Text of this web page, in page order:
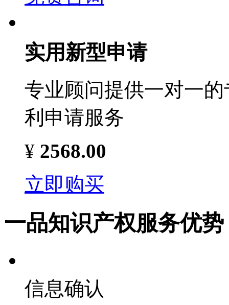
实用新型申请
专业顾问提供一对一的
利申请服务
¥ 2568.00
立即购买
一品知识产权服务优势
信息确认